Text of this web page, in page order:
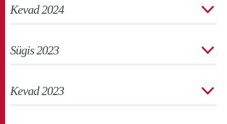
Kevad 2024
Sügis 2023
Kevad 2023